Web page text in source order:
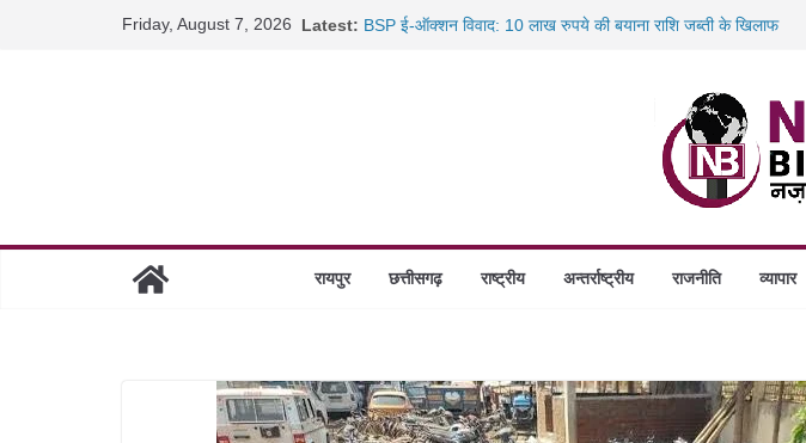
Friday, August 7, 2026 Latest: BSP ई-ऑक्शन विवाद: 10 लाख रुपये की बयाना राशि जब्ती के खिलाफ
छत्तीसगढ़ में 1460 गोधाम होंगे स्थापित, हर विकासखंड के 10 उत्कृष्ट गोठानों
रायपुर छत्तीसगढ़ राष्ट्रीय अन्तर्राष्ट्रीय राजनीति व्यापार